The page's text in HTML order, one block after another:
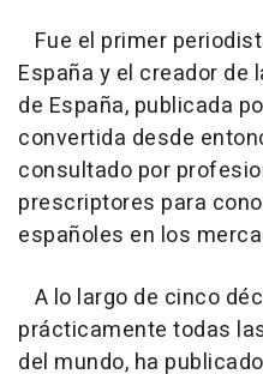
Fue el primer
España y el creador de
de España, publicada
convertida desde
consultado por
prescriptores para
españoles en los
A lo largo de cinco
prácticamente todas
del mundo, ha